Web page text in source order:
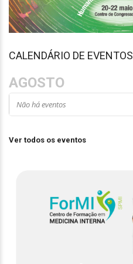
CALENDÁRIO DE EVENTOS
AGOSTO
Não há eventos
Ver todos os eventos